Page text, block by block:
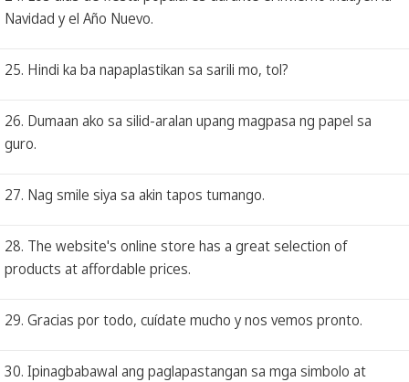
Navidad y el Año Nuevo.
25. Hindi ka ba napaplastikan sa sarili mo, tol?
26. Dumaan ako sa silid-aralan upang magpasa ng papel sa
guro.
27. Nag smile siya sa akin tapos tumango.
28. The website's online store has a great selection of
products at affordable prices.
29. Gracias por todo, cuídate mucho y nos vemos pronto.
30. Ipinagbabawal ang paglapastangan sa mga simbolo at